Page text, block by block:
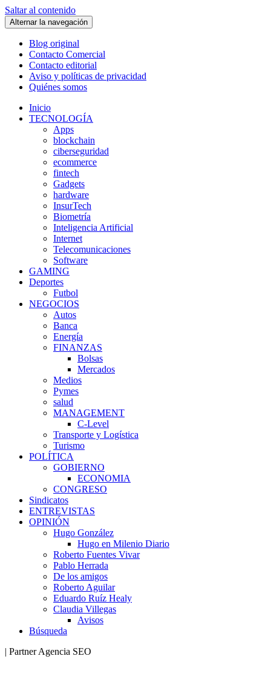
Saltar al contenido
Alternar la navegación
Blog original
Contacto Comercial
Contacto editorial
Aviso y políticas de privacidad
Quiénes somos
Inicio
TECNOLOGÍA
Apps
blockchain
ciberseguridad
ecommerce
fintech
Gadgets
hardware
InsurTech
Biometría
Inteligencia Artificial
Internet
Telecomunicaciones
Software
GAMING
Deportes
Futbol
NEGOCIOS
Autos
Banca
Energía
FINANZAS
Bolsas
Mercados
Medios
Pymes
salud
MANAGEMENT
C-Level
Transporte y Logística
Turismo
POLÍTICA
GOBIERNO
ECONOMIA
CONGRESO
Sindicatos
ENTREVISTAS
OPINIÓN
Hugo González
Hugo en Milenio Diario
Roberto Fuentes Vivar
Pablo Herrada
De los amigos
Roberto Aguilar
Eduardo Ruíz Healy
Claudia Villegas
Avisos
Búsqueda
| Partner Agencia SEO